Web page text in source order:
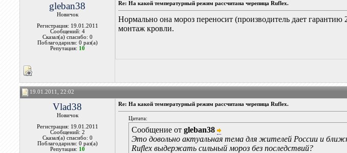
gleban38
Новичок
Регистрация: 19.01.2011
Сообщений: 4
Сказал(а) спасибо: 0
Поблагодарили: 0 раз(а)
Репутация: 10
Re: На какой температурный режим рассчитана черепица Ruflex.
Нормально она мороз переносит (производитель дает
монтаж кровли.
19.01.2011, 22:02
Vlad38
Новичок
Регистрация: 19.01.2011
Сообщений: 2
Сказал(а) спасибо: 0
Поблагодарили: 0 раз(а)
Репутация: 10
Re: На какой температурный режим рассчитана черепица Ruflex.
Цитата:
Сообщение отgleban38
Это довольно актуальная тема для жителей России и
Ruflex выдержать сильный мороз без последствий?